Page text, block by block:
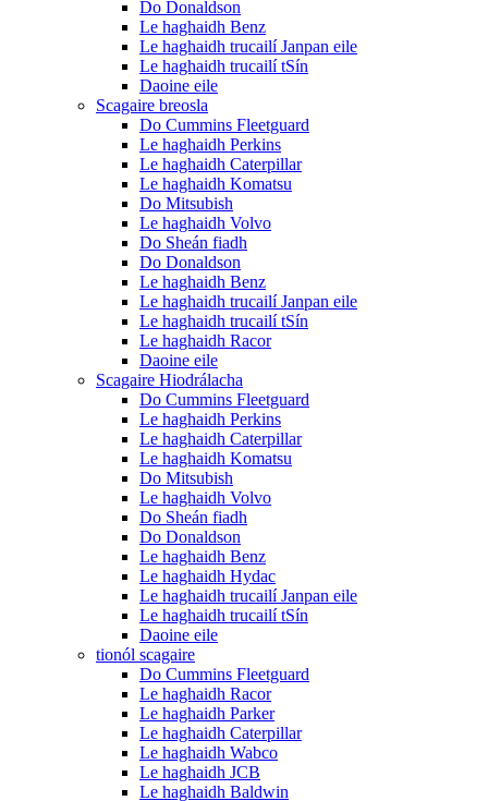
Do Donaldson
Le haghaidh Benz
Le haghaidh trucailí Janpan eile
Le haghaidh trucailí tSín
Daoine eile
Scagaire breosla
Do Cummins Fleetguard
Le haghaidh Perkins
Le haghaidh Caterpillar
Le haghaidh Komatsu
Do Mitsubish
Le haghaidh Volvo
Do Sheán fiadh
Do Donaldson
Le haghaidh Benz
Le haghaidh trucailí Janpan eile
Le haghaidh trucailí tSín
Le haghaidh Racor
Daoine eile
Scagaire Hiodrálacha
Do Cummins Fleetguard
Le haghaidh Perkins
Le haghaidh Caterpillar
Le haghaidh Komatsu
Do Mitsubish
Le haghaidh Volvo
Do Sheán fiadh
Do Donaldson
Le haghaidh Benz
Le haghaidh Hydac
Le haghaidh trucailí Janpan eile
Le haghaidh trucailí tSín
Daoine eile
tionól scagaire
Do Cummins Fleetguard
Le haghaidh Racor
Le haghaidh Parker
Le haghaidh Caterpillar
Le haghaidh Wabco
Le haghaidh JCB
Le haghaidh Baldwin